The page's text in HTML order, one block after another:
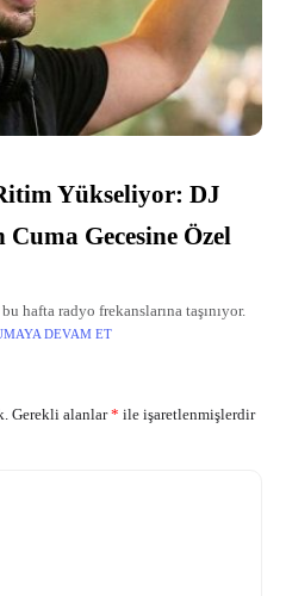
Yükseliyor: DJ
Gecesine Özel
hafta radyo frekanslarına taşınıyor.
DEVAM ET
Gerekli alanlar* ile işaretlenmişlerdir